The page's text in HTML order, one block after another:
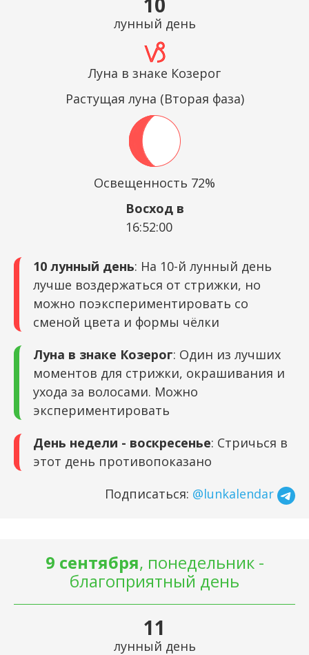
лунный день
Луна в знаке Козерог
Растущая луна (Вторая фаза)
Освещенность 72%
Восход в
16:52:00
10 лунный день: На 10-й лунный день
лучше воздержаться от стрижки, но
можно поэкспериментировать со
сменой цвета и формы чёлки
Луна в знаке Козерог: Один из лучших
моментов для стрижки, окрашивания и
ухода за волосами. Можно
экспериментировать
День недели - воскресенье: Стричься в
этот день противопоказано
Подписаться: @lunkalendar
9 сентября, понедельник -
благоприятный день
11
лунный день